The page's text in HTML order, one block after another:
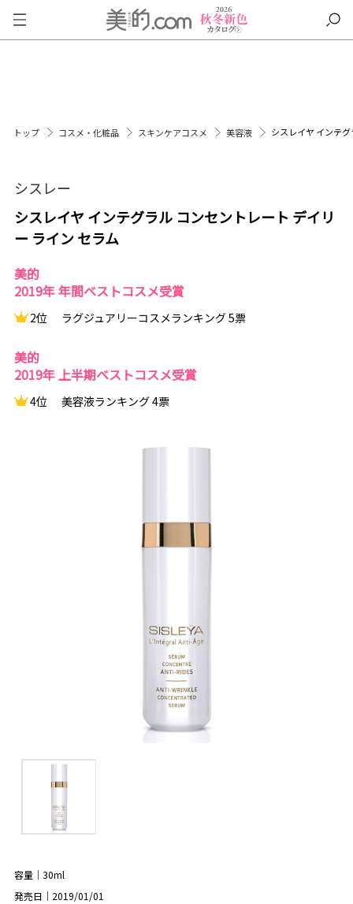
トップ コスメ・化粧品 スキンケアコスメ 美容液 シスレイヤ インテ
シスレー
シスレイヤ インテグラル コンセントレート デイリ
ー ライン セラム
美的
2019年 年間ベストコスメ受賞
2位 ラグジュアリーコスメランキング 5票
美的
2019年 上半期ベストコスメ受賞
4位 美容液ランキング 4票
容量｜30ml
発売日｜2019/01/01